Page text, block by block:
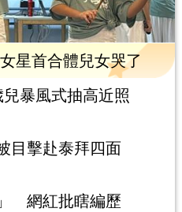
星首合體兒女哭了
暴風式抽高近照
目擊赴泰拜四面
網紅批瞎編歷